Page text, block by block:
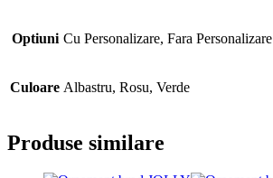
Optiuni Cu Personalizare, Fara Personalizare
Culoare Albastru, Rosu, Verde
Produse similare